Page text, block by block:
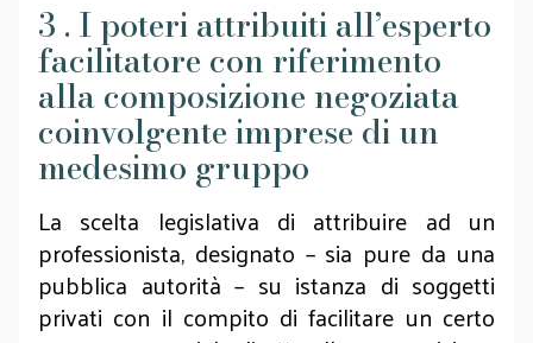
3 . I poteri attribuiti all’esperto
facilitatore con riferimento
alla composizione negoziata
coinvolgente imprese di un
medesimo gruppo
La scelta legislativa di attribuire ad un
professionista, designato – sia pure da una
pubblica autorità – su istanza di soggetti
privati con il compito di facilitare un certo